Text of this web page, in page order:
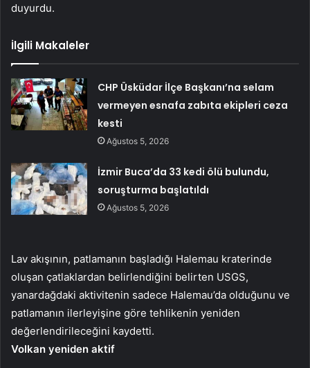
duyurdu.
İlgili Makaleler
CHP Üsküdar İlçe Başkanı’na selam
vermeyen esnafa zabıta ekipleri ceza
kesti
Ağustos 5, 2026
İzmir Buca’da 33 kedi ölü bulundu,
soruşturma başlatıldı
Ağustos 5, 2026
Lav akışının, patlamanın başladığı Halemau kraterinde
oluşan çatlaklardan belirlendiğini belirten USGS,
yanardağdaki aktivitenin sadece Halemau’da olduğunu ve
patlamanın ilerleyişine göre tehlikenin yeniden
değerlendirileceğini kaydetti.
Volkan yeniden aktif